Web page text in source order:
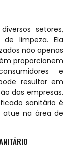
setores,
limpeza. Ela
não apenas
proporcionem
e
resultar em
das empresas.
sanitário é
atue na área de